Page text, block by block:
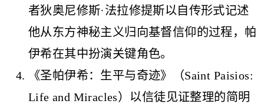
者狄奥尼修斯·法拉修提斯以自传形式记述
他从东方神秘主义归向基督信仰的过程，帕
伊希在其中扮演关键角色。
《圣帕伊希：生平与奇迹》（Saint Paisios:
Life and Miracles）以信徒见证整理的简明